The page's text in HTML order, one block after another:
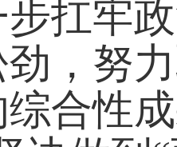
扛牢
劲，努
合性